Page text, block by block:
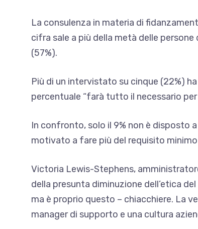
La consulenza in materia di
cifra sale a più della metà delle
(57%).
Più di un intervistato su cinque (22%)
percentuale “farà tutto il necessario
In confronto, solo il 9% non è disposto
motivato a fare più del requisito
Victoria Lewis-Stephens,
della presunta diminuzione dell’etica
ma è proprio questo – chiacchiere. La
manager di supporto e una cultura